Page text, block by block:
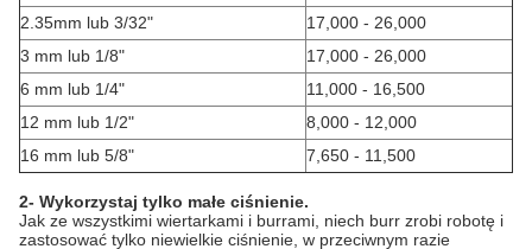
2.35mm lub 3/32"
17,000 - 26,000
3 mm lub 1/8"
17,000 - 26,000
6 mm lub 1/4"
11,000 - 16,500
12 mm lub 1/2"
8,000 - 12,000
16 mm lub 5/8"
7,650 - 11,500
2- Wykorzystaj tylko małe ciśnienie.
Jak ze wszystkimi wiertarkami i burrami, niech burr zrobi robotę i
zastosować tylko niewielkie ciśnienie, w przeciwnym razie